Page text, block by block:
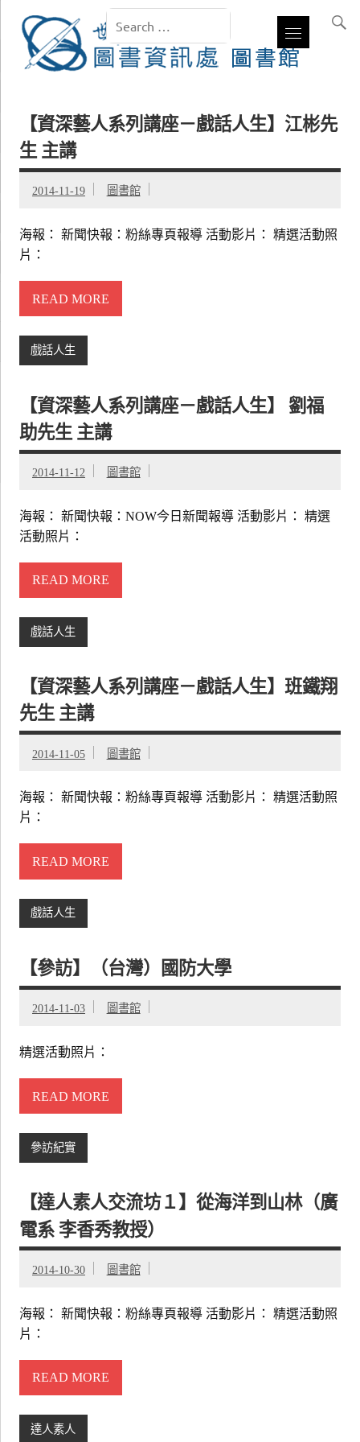
【資深藝人系列講座－戲話人生】江彬先
生 主講
2014-11-19 圖書館
海報： 新聞快報：粉絲專頁報導 活動影片： 精選活動照
片：
READ MORE
戲話人生
【資深藝人系列講座－戲話人生】 劉福
助先生 主講
2014-11-12 圖書館
海報： 新聞快報：NOW今日新聞報導 活動影片： 精選
活動照片：
READ MORE
戲話人生
【資深藝人系列講座－戲話人生】班鐵翔
先生 主講
2014-11-05 圖書館
海報： 新聞快報：粉絲專頁報導 活動影片： 精選活動照
片：
READ MORE
戲話人生
【參訪】（台灣）國防大學
2014-11-03 圖書館
精選活動照片：
READ MORE
參訪紀實
【達人素人交流坊１】從海洋到山林（廣
電系 李香秀教授）
2014-10-30 圖書館
海報： 新聞快報：粉絲專頁報導 活動影片： 精選活動照
片：
READ MORE
達人素人